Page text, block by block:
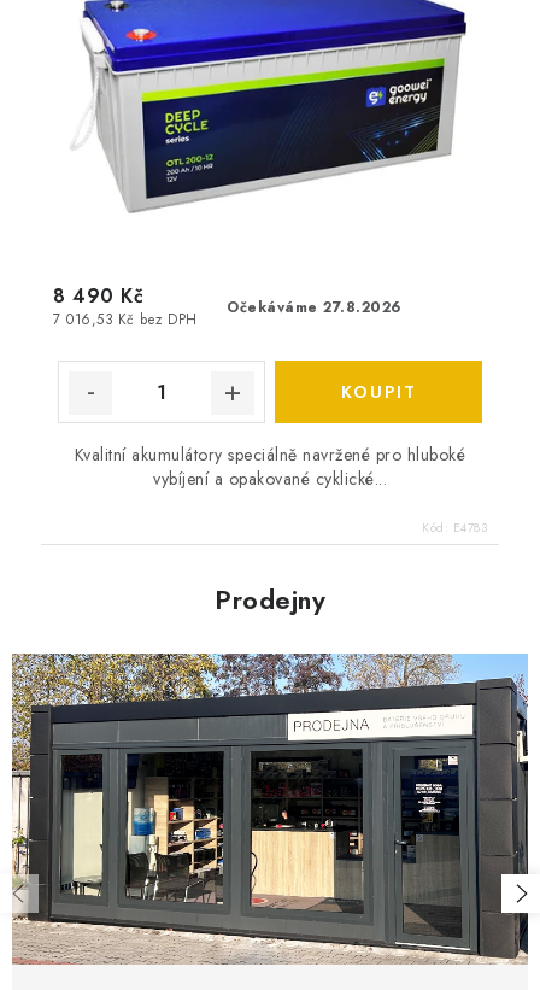
Očekáváme 27.8.2026
7 016,53 Kč bez DPH
8 490 Kč
Kvalitní akumulátory speciálně navržené pro hluboké
vybíjení a opakované cyklické...
Kód: E4783
Prodejny